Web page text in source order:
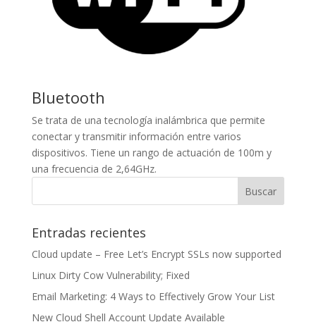
Bluetooth
Se trata de una tecnología inalámbrica que permite
conectar y transmitir información entre varios
dispositivos. Tiene un rango de actuación de 100m y
una frecuencia de 2,64GHz.
Entradas recientes
Cloud update – Free Let’s Encrypt SSLs now supported
Linux Dirty Cow Vulnerability; Fixed
Email Marketing: 4 Ways to Effectively Grow Your List
New Cloud Shell Account Update Available